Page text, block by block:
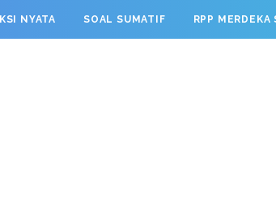
[]}; googletag.cmd.push(function() {
NYATA SOAL SUMATIF RPP MERDEKA